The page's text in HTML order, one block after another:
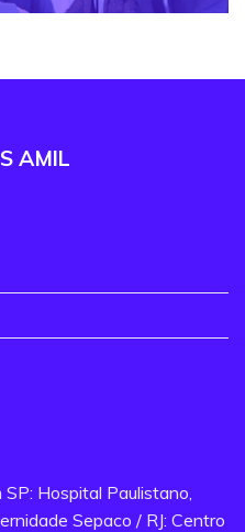
AMIL
Hospital Paulistano,
Sepaco / RJ: Centro